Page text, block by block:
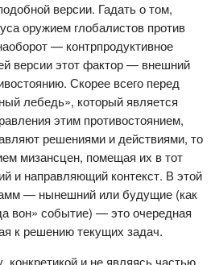
версии. Гадать о том,
оружием глобалистов против
— контрпродуктивное
версии этот фактор — внешний
Скорее всего перед
лебедь», который является
этим противостоянием,
решениями и действиями, то
мизансцен, помещая их в тот
и направляющий контекст. В этой
— нынешний или будущие (как
вон» событие) — это очередная
к решению текущих задач.
и не являясь частью